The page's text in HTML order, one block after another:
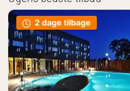
2 dage tilbage